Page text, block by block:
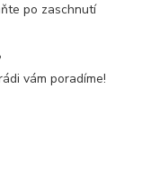
po zaschnutí
vám poradíme!